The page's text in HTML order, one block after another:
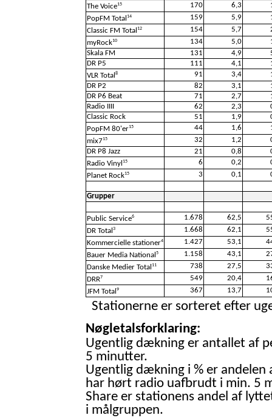
The Voice15 170 6,3
PopFM Total 14 159 5,9
Classic FM Total 12 154 5,7
myRock10 134 5,0
Skala FM
131 4,9
DR P5
111 4,1
VLR Total 8 91 3,4
DR P2
82 3,1
DR P6 Beat
71 2,7
Radio IIII
62 2,3
Classic Rock
51 1,9
PopFM 80'er15 44 1,6
mix715 32 1,2
DR P8 Jazz
21 0,8
Radio Vinyl 15 6 0,2
Planet Rock15 3 0,1
Grupper
Public Service6 1.678 62,5
DR Total 3 1.668 62,1
Kommercielle stationer4 1.427 53,1
Bauer Media National 5 1.158 43,1
Danske Medier Total 11 738 27,5
DRR7 549 20,4
JFM Total 9 367 13,7
Stationerne er sorteret efter
Nøgletalsforklaring:
Ugentlig dækning er antallet af
5 minutter.
Ugentlig dækning i % er
har hørt radio uafbrudt i min. 5
Share er stationens andel af
i målgruppen.